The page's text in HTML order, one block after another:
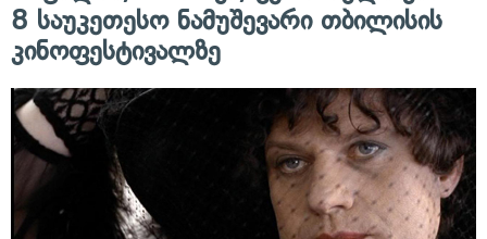
8 საუკეთესო ნამუშევარი თბილისის
კინოფესტივალზე